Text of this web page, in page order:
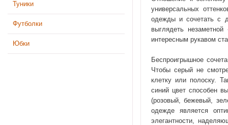
Туники
Футболки
Юбки
универсальных
одежды и сочетать с
выглядеть
интересным рукавом
Беспроигрышное
Чтобы серый не
клетку или полоску.
синий цвет способен
(розовый, бежевый,
одежде является
элегантности,